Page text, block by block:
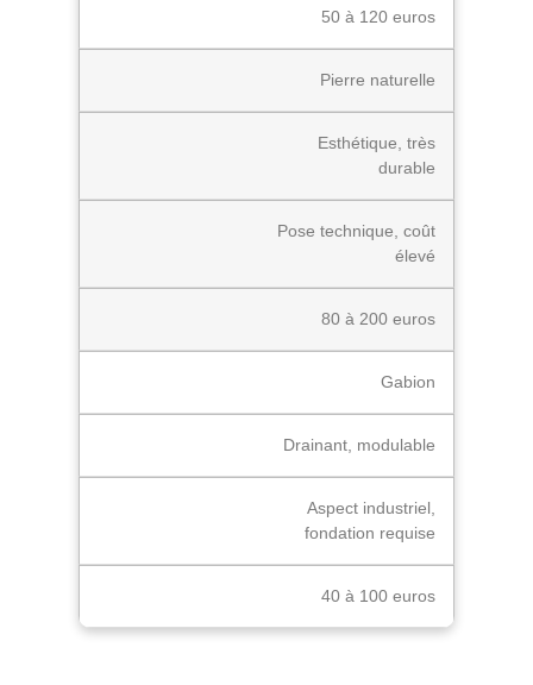
50 à 120 euros
Pierre naturelle
Esthétique, très
durable
Pose technique, coût
élevé
80 à 200 euros
Gabion
Drainant, modulable
Aspect industriel,
fondation requise
40 à 100 euros